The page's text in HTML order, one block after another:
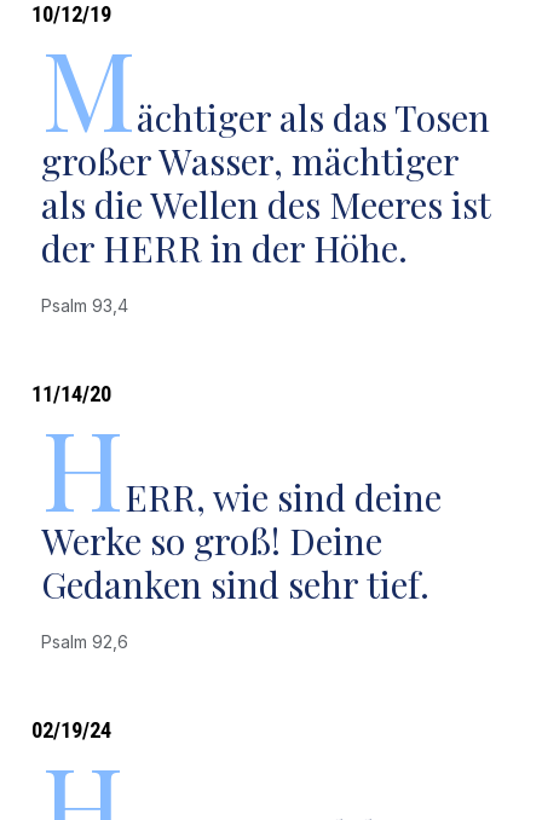
10/12/19
Mächtiger als das Tosen
großer Wasser, mächtiger
als die Wellen des Meeres ist
der HERR in der Höhe.
Psalm 93,4
11/14/20
HERR, wie sind deine
Werke so groß! Deine
Gedanken sind sehr tief.
Psalm 92,6
02/19/24